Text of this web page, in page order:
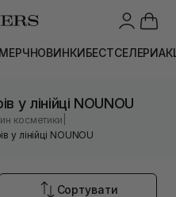
МЕРЧНОВИНКИБЕСТСЕЛЕРИ
у лінійці NOUNOU
косметики
у лінійці NOUNOU
Сортувати